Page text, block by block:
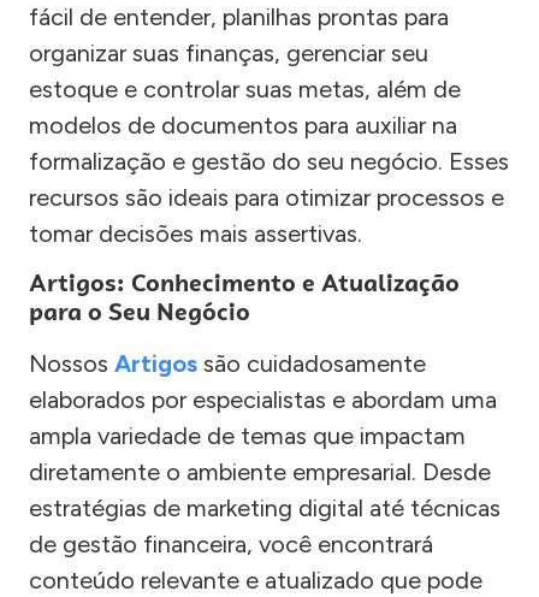
fácil de entender, planilhas prontas para
organizar suas finanças, gerenciar seu
estoque e controlar suas metas, além de
modelos de documentos para auxiliar na
formalização e gestão do seu negócio. Esses
recursos são ideais para otimizar processos e
tomar decisões mais assertivas.
Artigos: Conhecimento e Atualização
para o Seu Negócio
Nossos Artigos são cuidadosamente
elaborados por especialistas e abordam uma
ampla variedade de temas que impactam
diretamente o ambiente empresarial. Desde
estratégias de marketing digital até técnicas
de gestão financeira, você encontrará
conteúdo relevante e atualizado que pode